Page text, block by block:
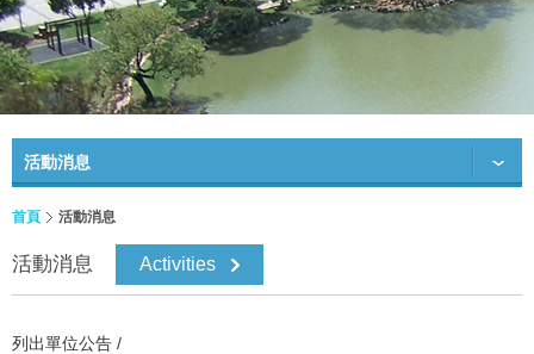
活動消息
首頁 活動消息
活動消息 Activities
列出單位公告 /